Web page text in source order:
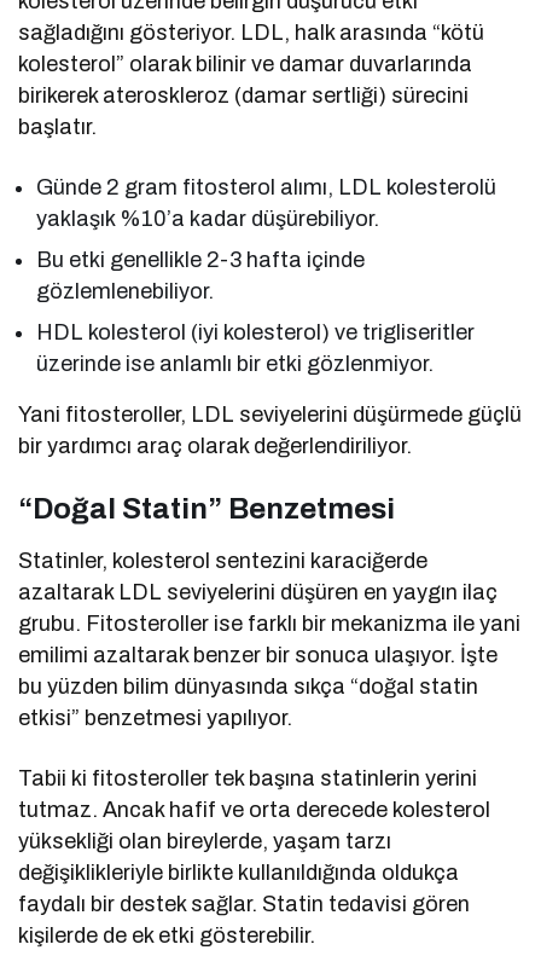
sağladığını gösteriyor. LDL, halk arasında “kötü
kolesterol” olarak bilinir ve damar duvarlarında
birikerek ateroskleroz (damar sertliği) sürecini
başlatır.
Günde 2 gram fitosterol alımı, LDL kolesterolü
yaklaşık %10’a kadar düşürebiliyor.
Bu etki genellikle 2-3 hafta içinde
gözlemlenebiliyor.
HDL kolesterol (iyi kolesterol) ve trigliseritler
üzerinde ise anlamlı bir etki gözlenmiyor.
Yani fitosteroller, LDL seviyelerini düşürmede güçlü
bir yardımcı araç olarak değerlendiriliyor.
“Doğal Statin” Benzetmesi
Statinler, kolesterol sentezini karaciğerde
azaltarak LDL seviyelerini düşüren en yaygın ilaç
grubu. Fitosteroller ise farklı bir mekanizma ile yani
emilimi azaltarak benzer bir sonuca ulaşıyor. İşte
bu yüzden bilim dünyasında sıkça “doğal statin
etkisi” benzetmesi yapılıyor.
Tabii ki fitosteroller tek başına statinlerin yerini
tutmaz. Ancak hafif ve orta derecede kolesterol
yüksekliği olan bireylerde, yaşam tarzı
değişiklikleriyle birlikte kullanıldığında oldukça
faydalı bir destek sağlar. Statin tedavisi gören
kişilerde de ek etki gösterebilir.